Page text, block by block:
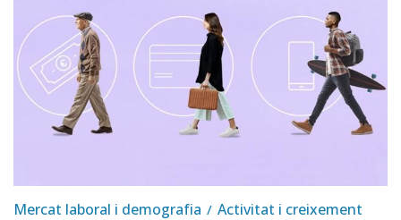
Mercat laboral i demografia Activitat i creixement